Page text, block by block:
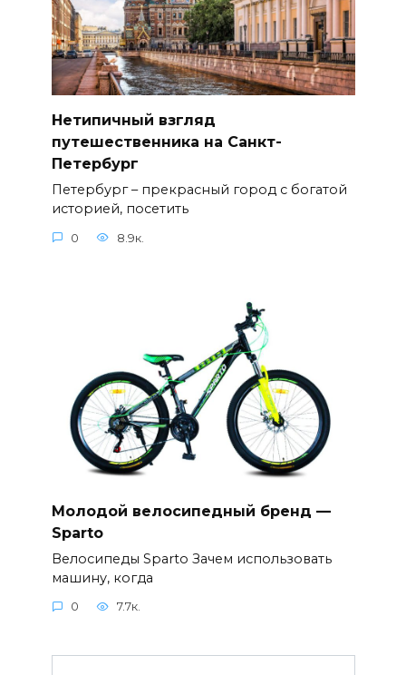
Нетипичный взгляд
путешественника на Санкт-
Петербург
Петербург – прекрасный город с богатой
историей, посетить
0 8.9к.
Молодой велосипедный бренд —
Sparto
Велосипеды Sparto Зачем использовать
машину, когда
0 7.7к.